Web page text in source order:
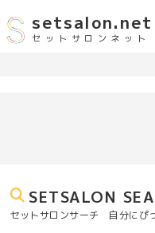
setsalon.net
セットサロンネット
SETSALON
セットサロンサーチ 自分にぴ